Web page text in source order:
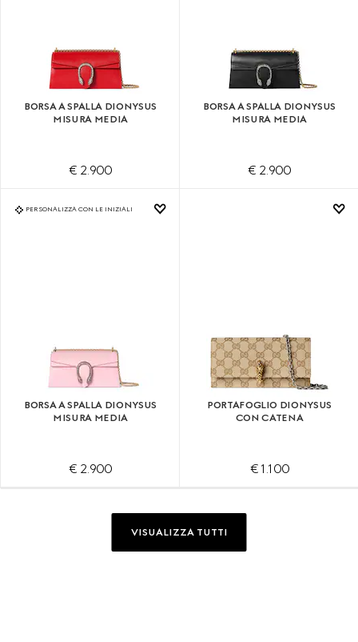
BORSA A SPALLA DIONYSUS
MISURA MEDIA
€ 2.900
BORSA A SPALLA DIONYSUS
MISURA MEDIA
€ 2.900
PERSONALIZZA CON LE INIZIALI
BORSA A SPALLA DIONYSUS
MISURA MEDIA
€ 2.900
PORTAFOGLIO DIONYSUS
CON CATENA
€ 1.100
VISUALIZZA TUTTI